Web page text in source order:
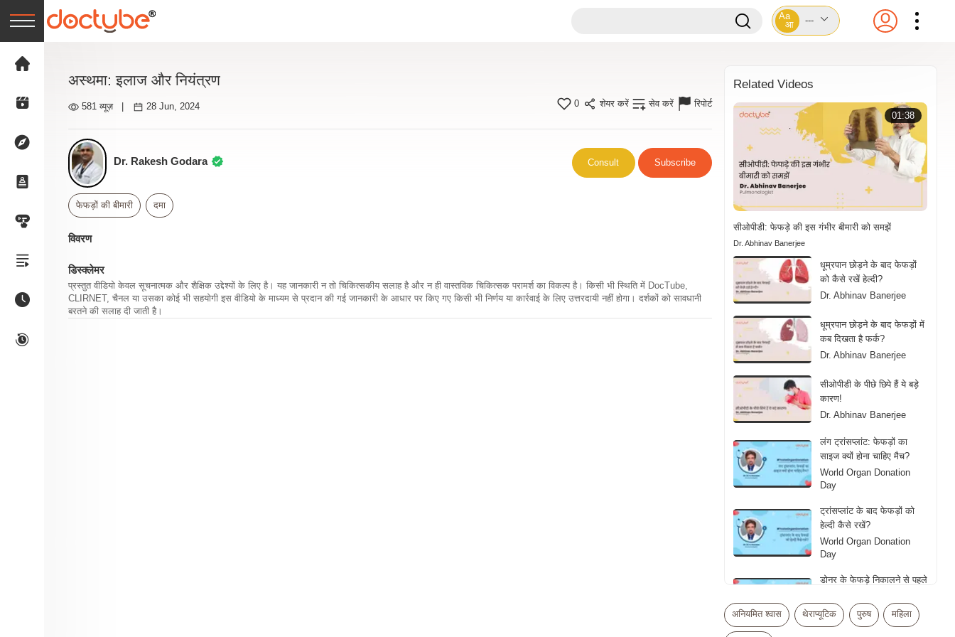
Aa
आ
---
अस्थमा: इलाज और नियंत्रण
581 व्यूज़ 28 Jun, 2024 0 शेयर करें सेव करें रिपोर्ट
Dr. Rakesh Godara Consult Subscribe
फेफड़ों की बीमारी दमा
विवरण
डिस्क्लेमर
प्रस्तुत वीडियो केवल सूचनात्मक और शैक्षिक उद्देश्यों के लिए है। यह जानकारी न तो चिकित्सकीय सलाह है और न ही वास्तविक चिकित्सक परामर्श का विकल्प है। किसी भी स्थिति में DocTube,
CLIRNET, चैनल या उसका कोई भी सहयोगी इस वीडियो के माध्यम से प्रदान की गई जानकारी के आधार पर किए गए किसी भी निर्णय या कार्रवाई के लिए उत्तरदायी नहीं होगा। दर्शकों को सावधानी
बरतने की सलाह दी जाती है।
Related Videos
01:38
सीओपीडी: फेफड़े की इस गंभीर बीमारी को समझें
Dr. Abhinav Banerjee
धूम्रपान छोड़ने के बाद फेफड़ों
को कैसे रखें हेल्दी?
Dr. Abhinav Banerjee
धूम्रपान छोड़ने के बाद फेफड़ों में
कब दिखता है फर्क?
Dr. Abhinav Banerjee
सीओपीडी के पीछे छिपे हैं ये बड़े
कारण!
Dr. Abhinav Banerjee
लंग ट्रांसप्लांट: फेफड़ों का
साइज क्यों होना चाहिए मैच?
World Organ Donation
Day
ट्रांसप्लांट के बाद फेफड़ों को
हेल्दी कैसे रखें?
World Organ Donation
Day
डोनर के फेफड़े निकालने से पहले
World Organ Donation
Day
अनियमित श्वास थेराप्यूटिक पुरुष महिला